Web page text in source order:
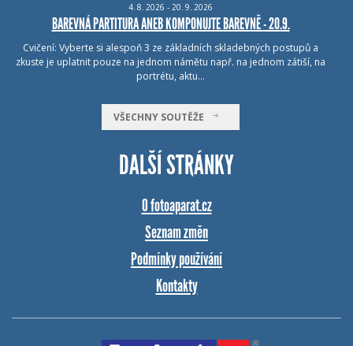
4. 8. 2026 - 20. 9. 2026
BAREVNÁ PARTITURA ANEB KOMPONUJTE BAREVNĚ - 20.9.
Cvičení: Vyberte si alespoň 3 ze základních skladebných postupů a
zkuste je uplatnit pouze na jednom námětu např. na jednom zátiší, na
portrétu, aktu…
VŠECHNY SOUTĚŽE
DALŠÍ STRÁNKY
O fotoaparat.cz
Seznam změn
Podmínky používání
Kontakty